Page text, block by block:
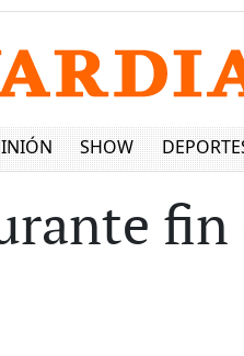
SHOW
fin